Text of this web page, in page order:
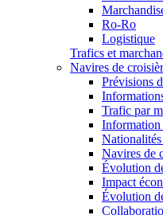
Ro-Ro
Logistique
Trafics et
Navires de
Prévisions
Trafic par
Information
Nationalités
Navires de
Évolution
Impact
Évolution